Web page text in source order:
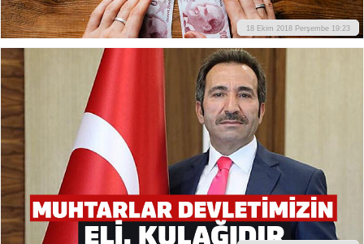
18 Ekim 2018 Perşembe 19:23